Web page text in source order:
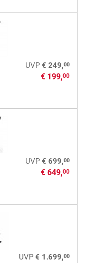
UVP € 249,00
€ 199,00
UVP € 699,00
€ 649,00
UVP € 1.699,00